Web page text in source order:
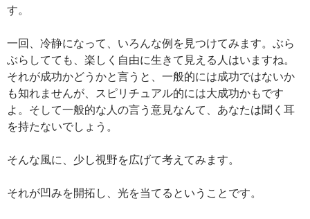
す。
一回、冷静になって、いろんな例を見つけてみます。ぶら
ぶらしてても、楽しく自由に生きて見える人はいますね。
それが成功かどうかと言うと、一般的には成功ではないか
も知れませんが、スピリチュアル的には大成功かもです
よ。そして一般的な人の言う意見なんて、あなたは聞く耳
を持たないでしょう。
そんな風に、少し視野を広げて考えてみます。
それが凹みを開拓し、光を当てるということです。